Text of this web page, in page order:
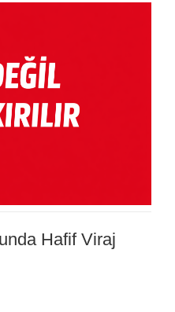
Hafif Viraj